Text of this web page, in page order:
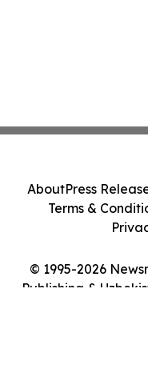
© 1995-2026
Publishing &
AboutPress
Terms &